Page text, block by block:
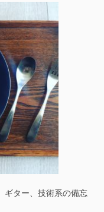
ギター、技術系の備忘